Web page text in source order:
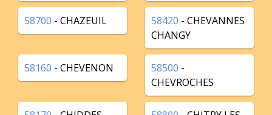
58700 - CHAZEUIL 58420 - CHEVANNES
CHANGY
58160 - CHEVENON 58500 -
CHEVROCHES